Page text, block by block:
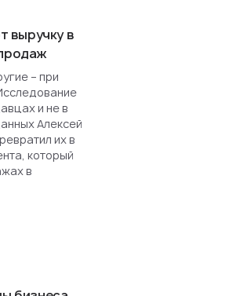
выручку в
– при
и не в
Алексей
их в
который
в